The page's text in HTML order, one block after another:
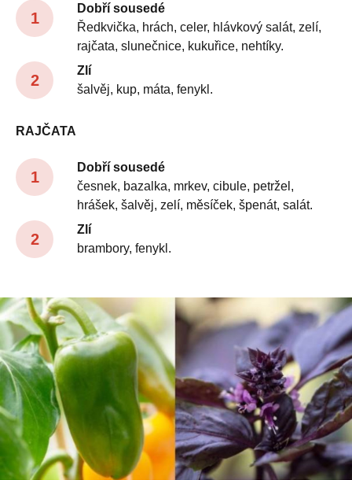
Dobří sousedé
Ředkvička, hrách, celer, hlávkový salát, zelí,
rajčata, slunečnice, kukuřice, nehtíky.
Zlí
šalvěj, kup, máta, fenykl.
RAJČATA
Dobří sousedé
česnek, bazalka, mrkev, cibule, petržel,
hrášek, šalvěj, zelí, měsíček, špenát, salát.
Zlí
brambory, fenykl.